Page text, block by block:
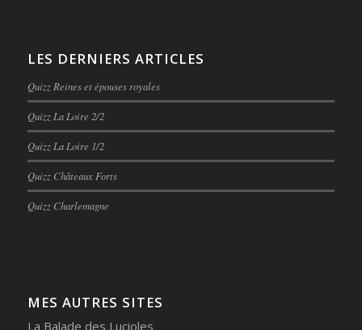
LES DERNIERS ARTICLES
Quizz Reines et épouses royales
Quizz La Loire 2/2
Quizz La Loire 1/2
Quizz Châteaux Forts
Quizz Charlemagne
MES AUTRES SITES
La Balade des Lucioles